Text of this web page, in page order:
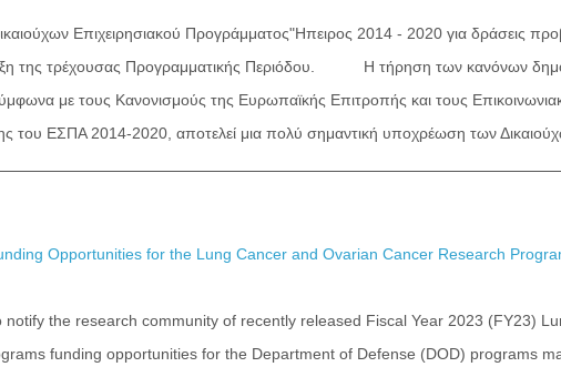
Επιχειρησιακού Προγράμματος"Ηπειρος 2014 - 2020 για δράσεις
της τρέχουσας Προγραμματικής Περιόδου. Η τήρηση των κανόνων
με τους Κανονισμούς της Ευρωπαϊκής Επιτροπής και τους
του ΕΣΠΑ 2014-2020, αποτελεί μια πολύ σημαντική υποχρέωση των
Opportunities for the Lung Cancer and Ovarian Cancer Research
notify the research community of recently released Fiscal Year 2023 (FY23)
funding opportunities for the Department of Defense (DOD) programs